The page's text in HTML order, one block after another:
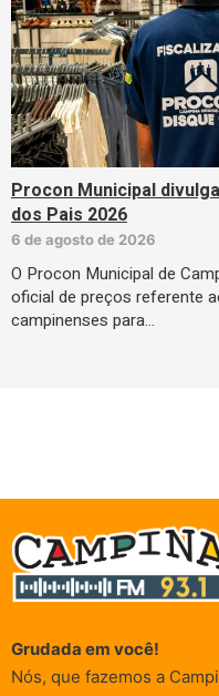
Procon Municipal
dos Pais 2026
6 de agosto de 2026
O Procon Municipal de
oficial de preços referente
campinenses para…
Grudada em você!
Nós, que fazemos a